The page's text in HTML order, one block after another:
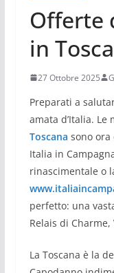
Offerte
in
27 Ottobre 2025
Preparati a
amata d’Italia. Le
Toscana sono
Italia in
rinascimentale o
perfetto: una
Relais di Charme,
La Toscana è la